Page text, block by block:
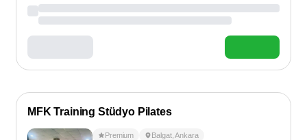
MFK Training Stüdyo Pilates
Premium Balgat,Ankara